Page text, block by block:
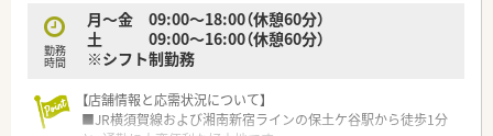
勤務
時間
月～金 09:00～18:00（休憩60分）
土 09:00～16:00（休憩60分）
※シフト制勤務
【店舗情報と応需状況について】
■JR横須賀線および湘南新宿ラインの保土ケ谷駅から徒歩1分